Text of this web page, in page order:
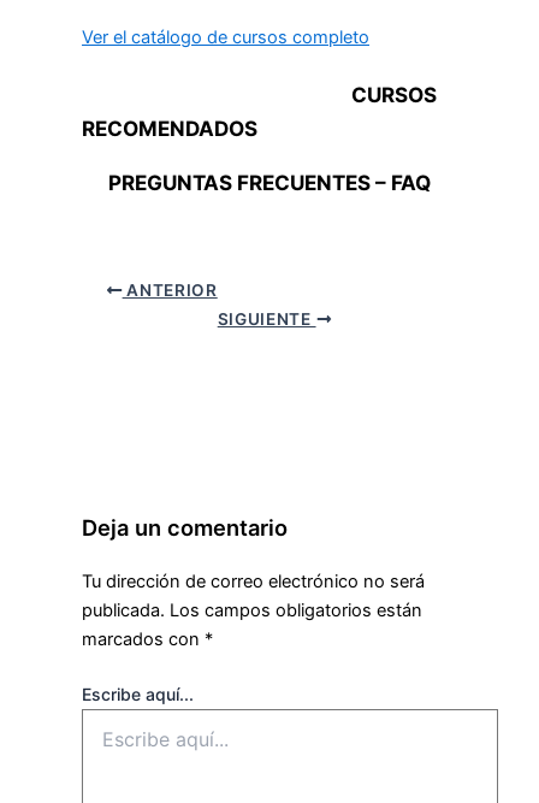
Ver el catálogo de cursos completo
CURSOS
RECOMENDADOS
PREGUNTAS FRECUENTES – FAQ
ANTERIOR
SIGUIENTE
Deja un comentario
Tu dirección de correo electrónico no será
publicada. Los campos obligatorios están
marcados con *
Escribe aquí...